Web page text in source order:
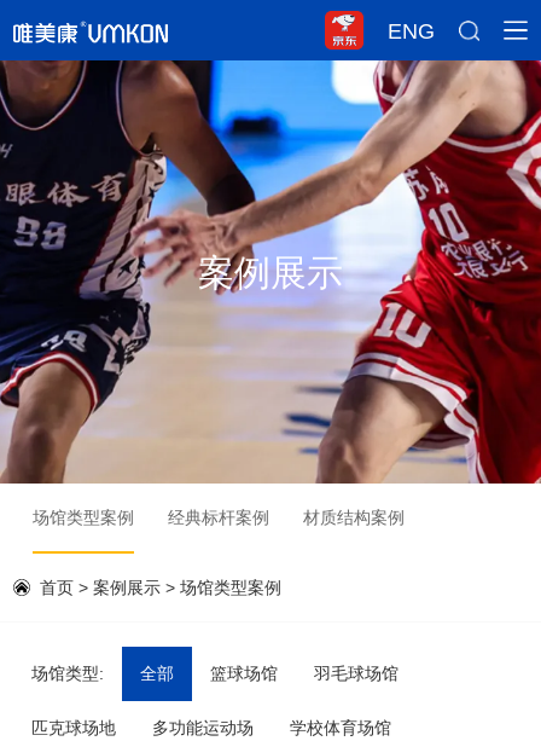
ENG
案例展示
场馆类型案例 经典标杆案例 材质结构案例
首页 >案例展示 >场馆类型案例
场馆类型: 全部 篮球场馆 羽毛球场馆
匹克球场地 多功能运动场 学校体育场馆